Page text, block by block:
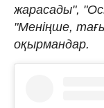
жарасады",
"Меніңше,
оқырмандар.